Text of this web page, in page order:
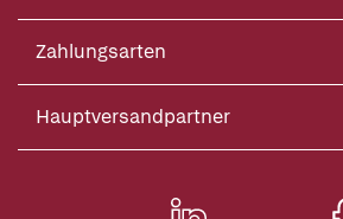
Zahlungsarten
Hauptversandpartner